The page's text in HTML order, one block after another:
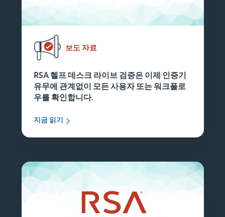
보도 자료
RSA 헬프 데스크 라이브 검증은 이제 인증기
유무에 관계없이 모든 사용자 또는 워크플로
우를 확인합니다.
지금 읽기